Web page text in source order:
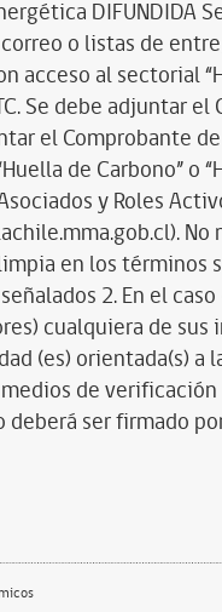
DIFUNDIDA
o listas de
acceso al sectorial
Se debe adjuntar
el Comprobante
de Carbono” o
y Roles
en los términos
2. En el
cualquiera de
(es) orientada(s) a
de verificación
ser firmado